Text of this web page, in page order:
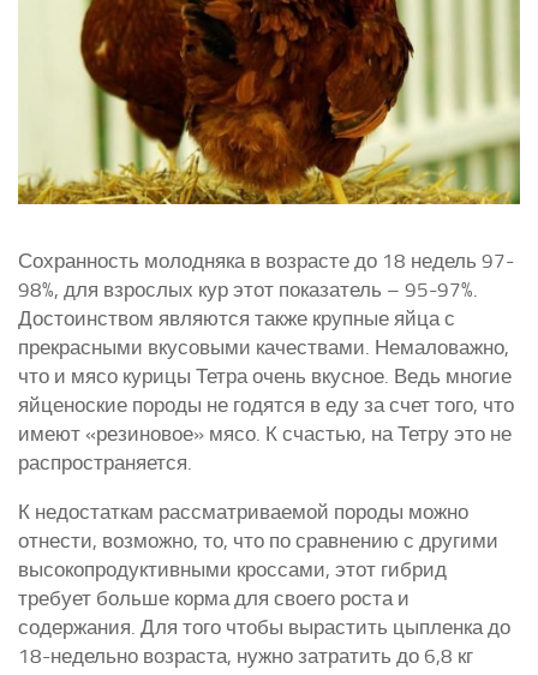
Сохранность молодняка в возрасте до 18 недель 97-
98%, для взрослых кур этот показатель – 95-97%.
Достоинством являются также крупные яйца с
прекрасными вкусовыми качествами. Немаловажно,
что и мясо курицы Тетра очень вкусное. Ведь многие
яйценоские породы не годятся в еду за счет того, что
имеют «резиновое» мясо. К счастью, на Тетру это не
распространяется.
К недостаткам рассматриваемой породы можно
отнести, возможно, то, что по сравнению с другими
высокопродуктивными кроссами, этот гибрид
требует больше корма для своего роста и
содержания. Для того чтобы вырастить цыпленка до
18-недельно возраста, нужно затратить до 6,8 кг